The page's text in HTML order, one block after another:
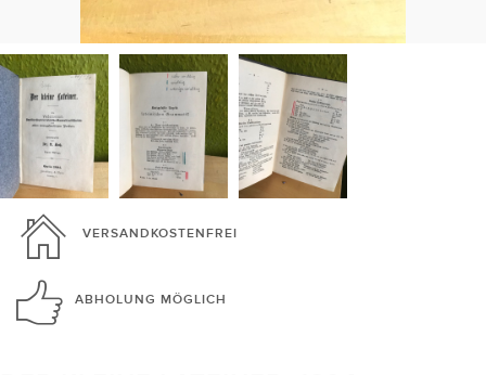
VERSANDKOSTENFREI
ABHOLUNG MÖGLICH